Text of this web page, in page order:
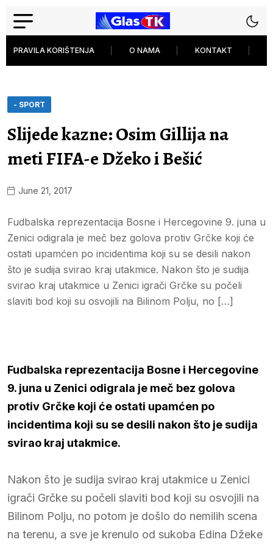
PRAVILA KORIŠTENJA O NAMA KONTAKT
- SPORT
Slijede kazne: Osim Gillija na
meti FIFA-e Džeko i Bešić
June 21, 2017
Fudbalska reprezentacija Bosne i Hercegovine 9. juna u
Zenici odigrala je meč bez golova protiv Grčke koji će
ostati upamćen po incidentima koji su se desili nakon
što je sudija svirao kraj utakmice. Nakon što je sudija
svirao kraj utakmice u Zenici igrači Grčke su počeli
slaviti bod koji su osvojili na Bilinom Polju, no […]
Fudbalska reprezentacija Bosne i Hercegovine
9. juna u Zenici odigrala je meč bez golova
protiv Grčke koji će ostati upamćen po
incidentima koji su se desili nakon što je sudija
svirao kraj utakmice.
Nakon što je sudija svirao kraj utakmice u Zenici
igrači Grčke su počeli slaviti bod koji su osvojili na
Bilinom Polju, no potom je došlo do nemilih scena
na terenu, a sve je krenulo od sukoba Edina Džeke